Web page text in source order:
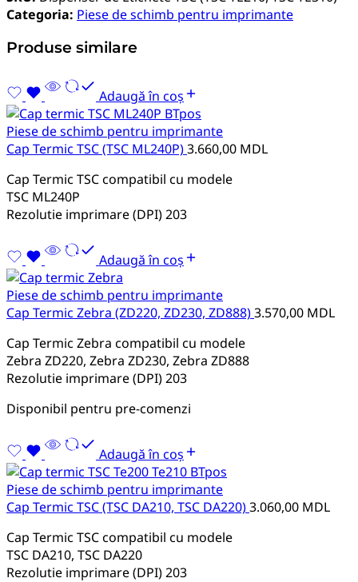
Categoria: Piese de schimb pentru imprimante
Produse similare
Adaugă în coș
Piese de schimb pentru imprimante
Cap Termic TSC (TSC ML240P)3.660,00 MDL
Cap Termic TSC compatibil cu modele
TSC ML240P
Rezolutie imprimare (DPI) 203
Adaugă în coș
Piese de schimb pentru imprimante
Cap Termic Zebra (ZD220, ZD230, ZD888)3.570,00 MDL
Cap Termic Zebra compatibil cu modele
Zebra ZD220, Zebra ZD230, Zebra ZD888
Rezolutie imprimare (DPI) 203
Disponibil pentru pre-comenzi
Adaugă în coș
Piese de schimb pentru imprimante
Cap Termic TSC (TSC DA210, TSC DA220)3.060,00 MDL
Cap Termic TSC compatibil cu modele
TSC DA210, TSC DA220
Rezolutie imprimare (DPI) 203